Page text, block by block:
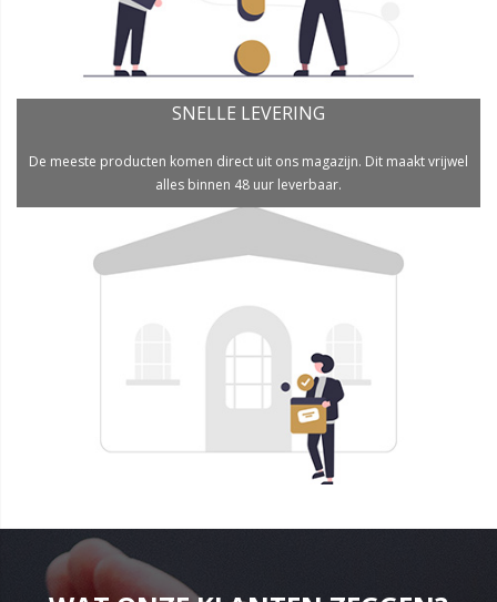
SNELLE LEVERING
De meeste producten komen direct uit ons magazijn. Dit maakt vrijwel
alles binnen 48 uur leverbaar.